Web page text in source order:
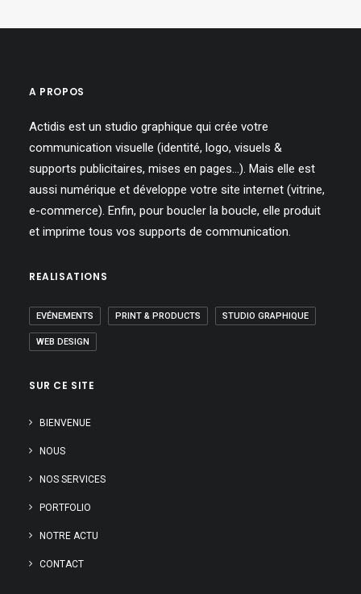
A PROPOS
Actidis est un studio graphique qui crée votre
communication visuelle (identité, logo, visuels &
supports publicitaires, mises en pages…). Mais elle est
aussi numérique et développe votre site internet (vitrine,
e-commerce). Enfin, pour boucler la boucle, elle produit
et imprime tous vos supports de communication.
REALISATIONS
EVÉNEMENTS PRINT & PRODUCTS STUDIO GRAPHIQUE
WEB DESIGN
SUR CE SITE
BIENVENUE
NOUS
NOS SERVICES
PORTFOLIO
NOTRE ACTU
CONTACT